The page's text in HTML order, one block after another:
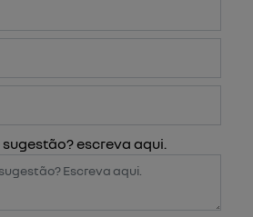
escreva aqui.